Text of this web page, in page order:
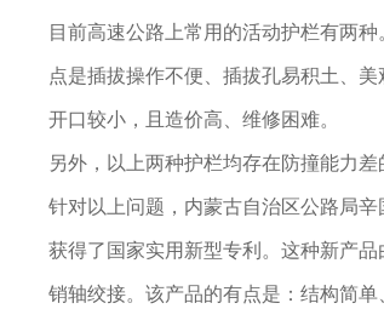
目前高速公路上常用的活动护栏有两
点是插拔操作不便、插拔孔易积土、
开口较小，且造价高、维修困难。
另外，以上两种护栏均存在防撞能力
针对以上问题，内蒙古自治区公路局
获得了国家实用新型专利。这种新产
销轴绞接。该产品的有点是：结构简